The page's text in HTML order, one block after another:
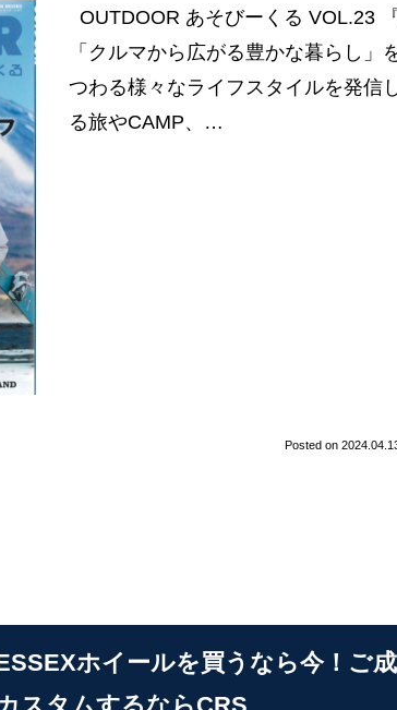
OUTDOOR あそびーくる VOL.23
「クルマから広がる豊かな暮らし」
つわる様々なライフスタイルを発信
る旅やCAMP、…
Posted on
ESSEXホイールを買うなら今！